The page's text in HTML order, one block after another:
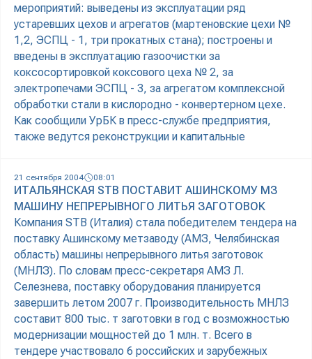
мероприятий: выведены из эксплуатации ряд
устаревших цехов и агрегатов (мартеновские цехи №
1,2, ЭСПЦ - 1, три прокатных стана); построены и
введены в эксплуатацию газоочистки за
коксосортировкой коксового цеха № 2, за
электропечами ЭСПЦ - 3, за агрегатом комплексной
обработки стали в кислородно - конвертерном цехе.
Как сообщили УрБК в пресс-службе предприятия,
также ведутся реконструкции и капитальные
21 сентября 2004 08:01
ИТАЛЬЯНСКАЯ STB ПОСТАВИТ АШИНСКОМУ МЗ
МАШИНУ НЕПРЕРЫВНОГО ЛИТЬЯ ЗАГОТОВОК
Компания STB (Италия) стала победителем тендера на
поставку Ашинскому метзаводу (АМЗ, Челябинская
область) машины непрерывного литья заготовок
(МНЛЗ). По словам пресс-секретаря АМЗ Л.
Селезнева, поставку оборудования планируется
завершить летом 2007 г. Производительность МНЛЗ
составит 800 тыс. т заготовки в год с возможностью
модернизации мощностей до 1 млн. т. Всего в
тендере участвовало 6 российских и зарубежных